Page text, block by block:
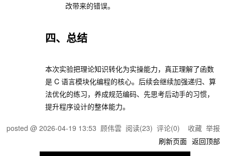
改带来的错误。
四、总结
本次实验把理论知识转化为实操能力，真正理解了函数
是 C 语言模块化编程的核心。后续会继续加强递归、算
法优化的练习，养成规范编码、先思考后动手的习惯，
提升程序设计的整体能力。
posted @ 2026-04-19 13:53 顾伟雲 阅读(23) 评论(0) 收藏 举报
刷新页面 返回顶部